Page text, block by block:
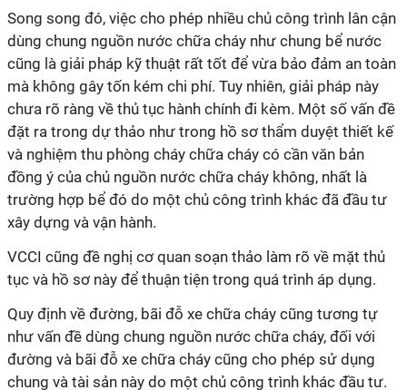
Song song đó, việc cho phép nhiều chủ công trình lân cận
dùng chung nguồn nước chữa cháy như chung bể nước
cũng là giải pháp kỹ thuật rất tốt để vừa bảo đảm an toàn
mà không gây tốn kém chi phí. Tuy nhiên, giải pháp này
chưa rõ ràng về thủ tục hành chính đi kèm. Một số vấn đề
đặt ra trong dự thảo như trong hồ sơ thẩm duyệt thiết kế
và nghiệm thu phòng cháy chữa cháy có cần văn bản
đồng ý của chủ nguồn nước chữa cháy không, nhất là
trường hợp bể đó do một chủ công trình khác đã đầu tư
xây dựng và vận hành.
VCCI cũng đề nghị cơ quan soạn thảo làm rõ về mặt thủ
tục và hồ sơ này để thuận tiện trong quá trình áp dụng.
Quy định về đường, bãi đỗ xe chữa cháy cũng tương tự
như vấn đề dùng chung nguồn nước chữa cháy, đối với
đường và bãi đỗ xe chữa cháy cũng cho phép sử dụng
chung và tài sản này do một chủ công trình khác đầu tư.